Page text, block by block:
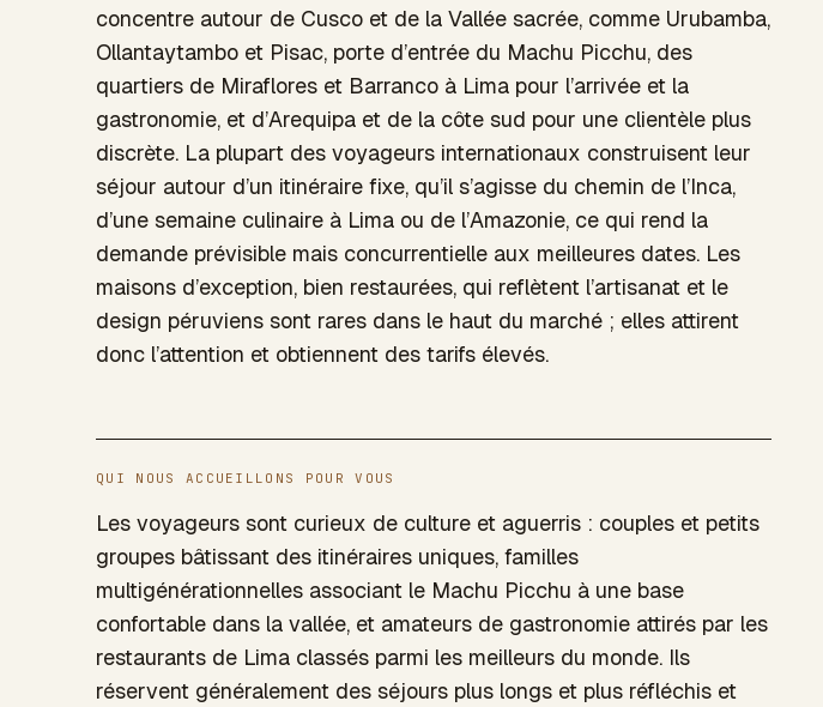
concentre autour de Cusco et de la Vallée sacrée, comme Urubamba,
Ollantaytambo et Pisac, porte d’entrée du Machu Picchu, des
quartiers de Miraflores et Barranco à Lima pour l’arrivée et la
gastronomie, et d’Arequipa et de la côte sud pour une clientèle plus
discrète. La plupart des voyageurs internationaux construisent leur
séjour autour d’un itinéraire fixe, qu’il s’agisse du chemin de l’Inca,
d’une semaine culinaire à Lima ou de l’Amazonie, ce qui rend la
demande prévisible mais concurrentielle aux meilleures dates. Les
maisons d’exception, bien restaurées, qui reflètent l’artisanat et le
design péruviens sont rares dans le haut du marché ; elles attirent
donc l’attention et obtiennent des tarifs élevés.
QUI NOUS ACCUEILLONS POUR VOUS
Les voyageurs sont curieux de culture et aguerris : couples et petits
groupes bâtissant des itinéraires uniques, familles
multigénérationnelles associant le Machu Picchu à une base
confortable dans la vallée, et amateurs de gastronomie attirés par les
restaurants de Lima classés parmi les meilleurs du monde. Ils
réservent généralement des séjours plus longs et plus réfléchis et